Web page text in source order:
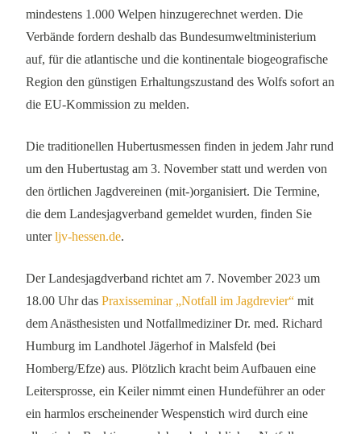
mindestens 1.000 Welpen hinzugerechnet werden. Die
Verbände fordern deshalb das Bundesumweltministerium
auf, für die atlantische und die kontinentale biogeografische
Region den günstigen Erhaltungszustand des Wolfs sofort an
die EU-Kommission zu melden.
Die traditionellen Hubertusmessen finden in jedem Jahr rund
um den Hubertustag am 3. November statt und werden von
den örtlichen Jagdvereinen (mit-)organisiert. Die Termine,
die dem Landesjagverband gemeldet wurden, finden Sie
unterljv-hessen.de.
Der Landesjagdverband richtet am 7. November 2023 um
18.00 Uhr das Praxisseminar „Notfall im Jagdrevier“ mit
dem Anästhesisten und Notfallmediziner Dr. med. Richard
Humburg im Landhotel Jägerhof in Malsfeld (bei
Homberg/Efze) aus. Plötzlich kracht beim Aufbauen eine
Leitersprosse, ein Keiler nimmt einen Hundeführer an oder
ein harmlos erscheinender Wespenstich wird durch eine